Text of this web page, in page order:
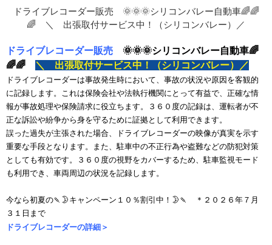
ドライブレコーダー販売 🌞🌞🌞シリコンバレー自動車🌈
🌈🌈
＼ 出張取付サービス中！（シリコンバレー）／
ドライブレコーダーは事故発生時において、事故の状況や原因を客観的
に記録します。
これは保険会社や法執行機関にとって有益で、正確な情
報が事故処理や保険請求に役立ちます。
３６０度の記録は、運転者が不
正な訴訟や紛争から身を守るために証拠として利用できます。
誤った過失が主張された場合、ドライブレコーダーの映像が真実を示す
重要な手段となります。
また、駐車中の不正行為や盗難などの防犯対策
としても有効です。３６０度の視野をカバーするため、駐車監視モード
も利用でき、車両周辺の状況を記録します。
今なら初夏の🍡🌛キャンペーン１０％割引中！🌛🍡 ＊２０２６年７月
３１日まで
ドライブレコーダーの詳細＞